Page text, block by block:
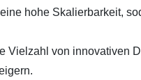
hohe Skalierbarkeit,
Vielzahl von innovativen